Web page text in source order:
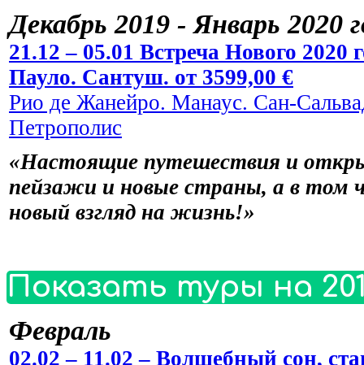
Декабрь 2019 - Январь 2020
21.12 – 05.01 Встреча Нового
Пауло. Сантуш. от 3599,00 €
Рио де Жанейро. Манаус. Сан-
Петрополис
«Настоящие путешествия и
пейзажи и новые страны, а в том
новый взгляд на жизнь!»
Показать туры на
Февраль
02.02 – 11.02 – Волшебный сон,